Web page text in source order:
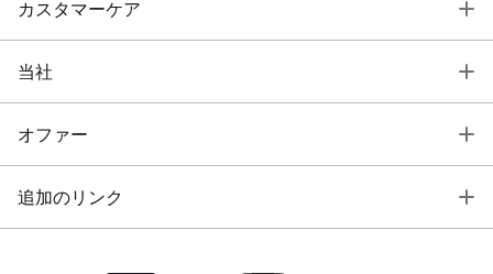
カスタマーケア
当社
オファー
追加のリンク